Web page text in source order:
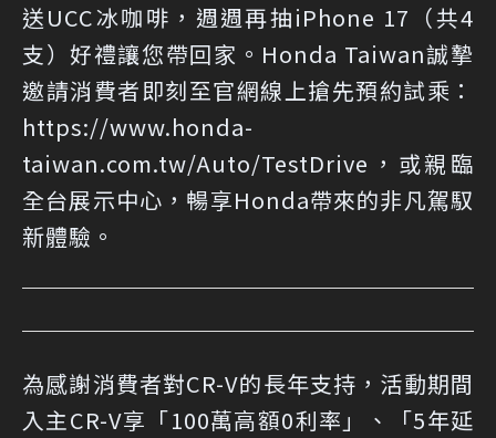
送UCC冰咖啡，週週再抽iPhone 17（共4
支）好禮讓您帶回家。Honda Taiwan誠摯
邀請消費者即刻至官網線上搶先預約試乘：
https://www.honda-
taiwan.com.tw/Auto/TestDrive，或親臨
全台展示中心，暢享Honda帶來的非凡駕馭
新體驗。
為感謝消費者對CR-V的長年支持，活動期間
入主CR-V享「100萬高額0利率」、「5年延